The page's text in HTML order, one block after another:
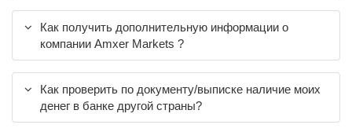
Как получить дополнительную информации о
компании Amxer Markets ?
Как проверить по документу/выписке наличие моих
денег в банке другой страны?